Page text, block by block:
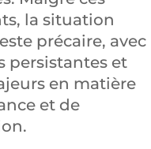
la situation
précaire, avec
persistantes et
en matière
et de